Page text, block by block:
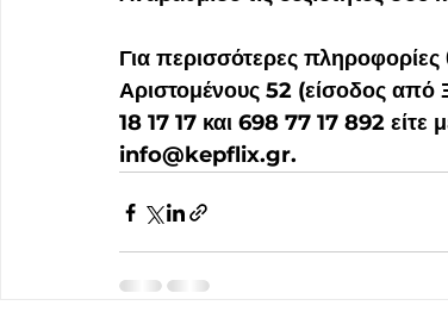
Για περισσότερες
Αριστομένους 52 (είσοδος από
18 17 17 και 698 77 17 892 είτε
info@kepflix.gr.